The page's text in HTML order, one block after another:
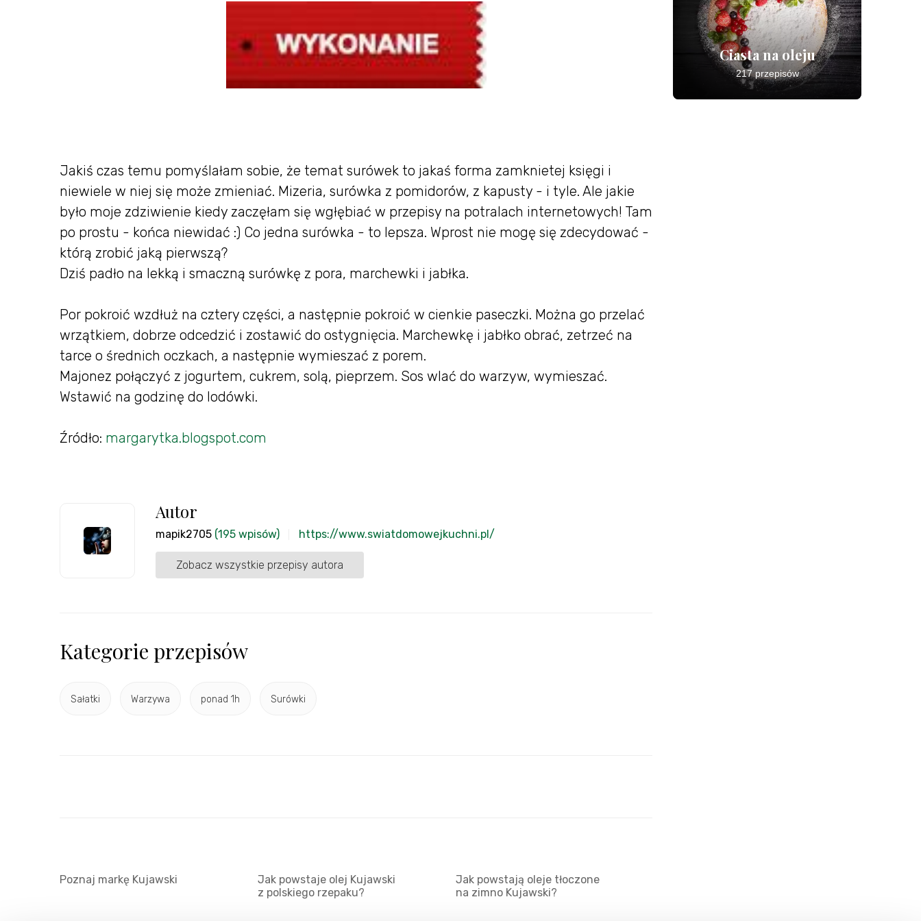
Jakiś czas temu pomyślałam sobie, że temat surówek to jakaś forma zamknietej księgi i
niewiele w niej się może zmieniać. Mizeria, surówka z pomidorów, z kapusty - i tyle. Ale jakie
było moje zdziwienie kiedy zaczęłam się wgłębiać w przepisy na potralach internetowych! Tam
po prostu - końca niewidać :) Co jedna surówka - to lepsza. Wprost nie mogę się zdecydować -
którą zrobić jaką pierwszą?
Dziś padło na lekką i smaczną surówkę z pora, marchewki i jabłka.
Por pokroić wzdłuż na cztery części, a następnie pokroić w cienkie paseczki. Można go przelać
wrzątkiem, dobrze odcedzić i zostawić do ostygnięcia. Marchewkę i jabłko obrać, zetrzeć na
tarce o średnich oczkach, a następnie wymieszać z porem.
Majonez połączyć z jogurtem, cukrem, solą, pieprzem. Sos wlać do warzyw, wymieszać.
Wstawić na godzinę do lodówki.
Źródło: margarytka.blogspot.com
Autor
mapik2705 (195 wpisów) https://www.swiatdomowejkuchni.pl/
Zobacz wszystkie przepisy autora
Kategorie przepisów
Sałatki Warzywa ponad 1h Surówki
Ciasta na oleju
217 przepisów
Poznaj markę Kujawski
Jak powstaje olej Kujawski
z polskiego rzepaku?
Jak powstają oleje tłoczone
na zimno Kujawski?